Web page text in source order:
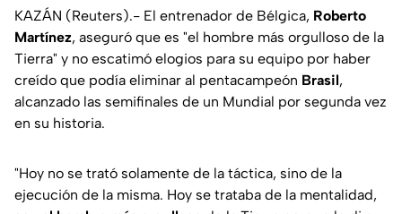
KAZÁN (Reuters).- El entrenador de Bélgica, Roberto
Martínez, aseguró que es "el hombre más orgulloso de la
Tierra" y no escatimó elogios para su equipo por haber
creído que podía eliminar al pentacampeón Brasil,
alcanzado las semifinales de un Mundial por segunda vez
en su historia.
"Hoy no se trató solamente de la táctica, sino de la
ejecución de la misma. Hoy se trataba de la mentalidad,